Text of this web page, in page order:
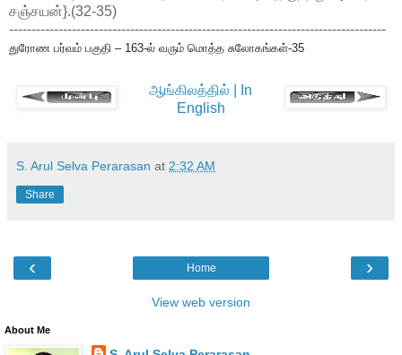
சஞ்சயன்}.(32-35)
------------------------------------------------------------------------------------
துரோண பர்வம் பகுதி – 163-ல் வரும் மொத்த சுலோகங்கள்-35
ஆங்கிலத்தில் | In
English
S. Arul Selva Perarasan at 2:32 AM
Share
‹ ›
Home
View web version
About Me